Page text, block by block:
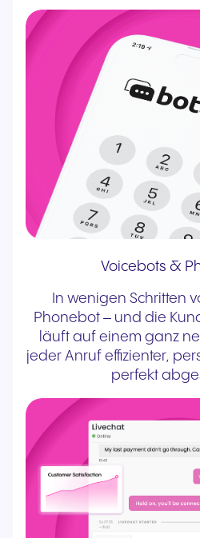
Voicebots &
In wenigen Schritten
Phonebot – und die
läuft auf einem ganz
jeder Anruf effizienter,
perfekt